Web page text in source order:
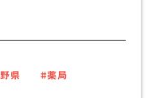
県 #薬局